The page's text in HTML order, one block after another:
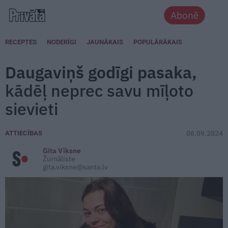
Abonē
RECEPTES NODERĪGI JAUNĀKAIS POPULĀRĀKAIS
Daugaviņš godīgi pasaka,
kādēļ neprec savu mīļoto
sievieti
ATTIECĪBAS 06.09.2024
Gita Vīksne
Žurnāliste
gita.viksne@santa.lv